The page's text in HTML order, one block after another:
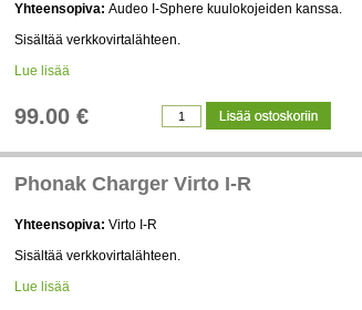
Yhteensopiva: Audeo I-Sphere kuulokojeiden kanssa.
Sisältää verkkovirtalähteen.
Lue lisää
99.00 €
Phonak Charger Virto I-R
Yhteensopiva: Virto I-R
Sisältää verkkovirtalähteen.
Lue lisää